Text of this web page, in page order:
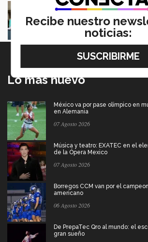
Arqueólogos, historiadores y
debaten pasado y futuro del
Luis Mario García
Lo más nuevo
México va por pase olímpico en
en Alemania
07 Agosto 2026
Música y teatro: EXATEC en el
de la Ópera Mexico
07 Agosto 2026
Borregos CCM van por el
americano
06 Agosto 2026
De PrepaTec Qro al mundo: el
gran sueño
Recibe nuestro
noticias: